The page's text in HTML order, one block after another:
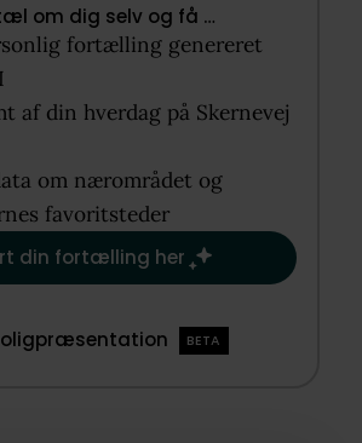
om dig selv og få …​
fortælling genereret
af din hverdag på Skernevej
om nærområdet og
favoritsteder​
din fortælling her
BETA